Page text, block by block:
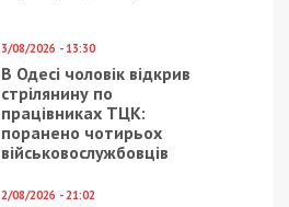
3/08/2026 - 13:30
В Одесі чоловік відкрив
стрілянину по
працівниках ТЦК:
поранено чотирьох
військовослужбовців
2/08/2026 - 21:02